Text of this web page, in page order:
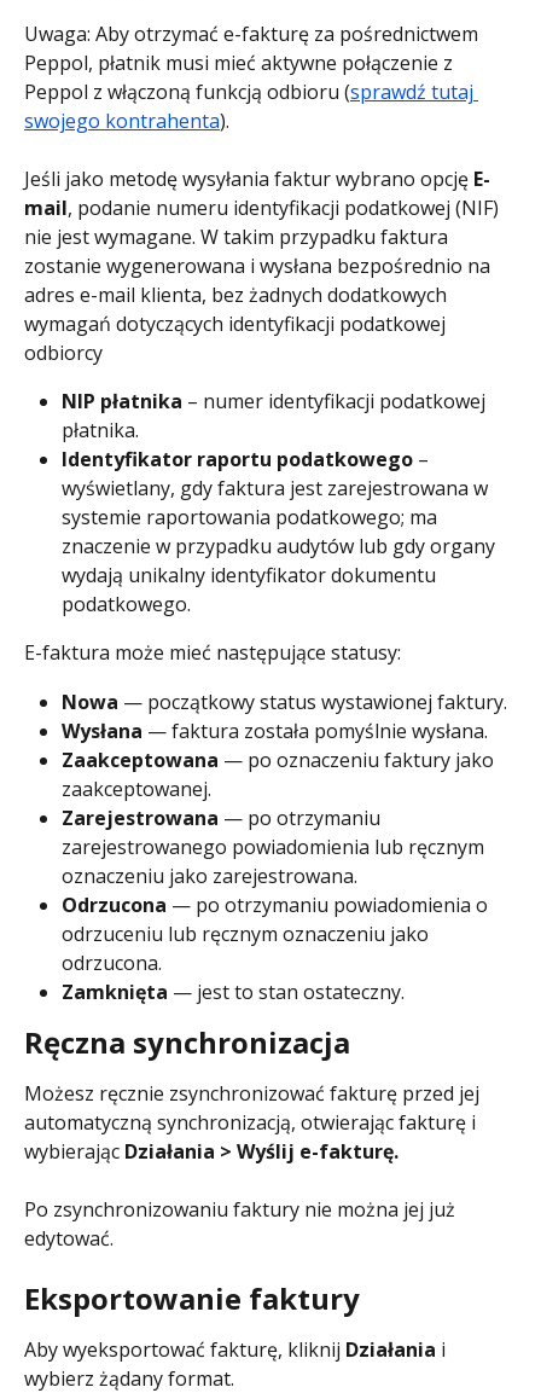
Uwaga: Aby otrzymać e-fakturę za pośrednictwem
Peppol, płatnik musi mieć aktywne połączenie z
Peppol z włączoną funkcją odbioru (sprawdź tutaj
swojego kontrahenta).
Jeśli jako metodę wysyłania faktur wybrano opcję E-
mail, podanie numeru identyfikacji podatkowej (NIF)
nie jest wymagane. W takim przypadku faktura
zostanie wygenerowana i wysłana bezpośrednio na
adres e-mail klienta, bez żadnych dodatkowych
wymagań dotyczących identyfikacji podatkowej
odbiorcy
NIP płatnika – numer identyfikacji podatkowej
płatnika.
Identyfikator raportu podatkowego –
wyświetlany, gdy faktura jest zarejestrowana w
systemie raportowania podatkowego; ma
znaczenie w przypadku audytów lub gdy organy
wydają unikalny identyfikator dokumentu
podatkowego.
E-faktura może mieć następujące statusy:
Nowa — początkowy status wystawionej faktury.
Wysłana — faktura została pomyślnie wysłana.
Zaakceptowana — po oznaczeniu faktury jako
zaakceptowanej.
Zarejestrowana — po otrzymaniu
zarejestrowanego powiadomienia lub ręcznym
oznaczeniu jako zarejestrowana.
Odrzucona — po otrzymaniu powiadomienia o
odrzuceniu lub ręcznym oznaczeniu jako
odrzucona.
Zamknięta — jest to stan ostateczny.
Ręczna synchronizacja
Możesz ręcznie zsynchronizować fakturę przed jej
automatyczną synchronizacją, otwierając fakturę i
wybierając Działania > Wyślij e-fakturę.
Po zsynchronizowaniu faktury nie można jej już
edytować.
Eksportowanie faktury
Aby wyeksportować fakturę, kliknij Działania i
wybierz żądany format.